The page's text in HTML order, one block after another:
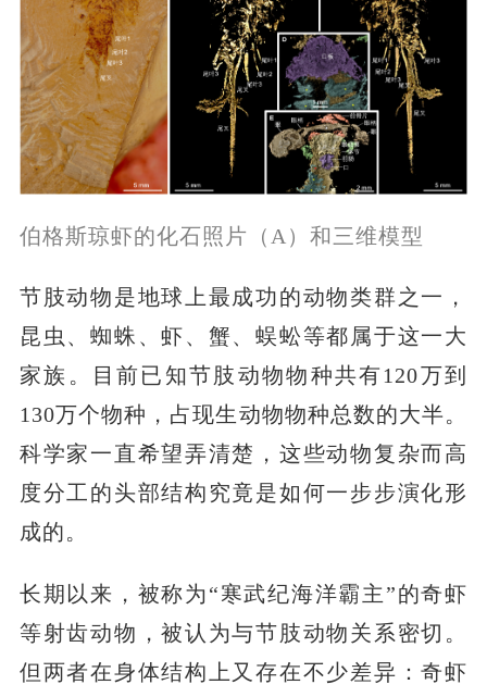
伯格斯琼虾的化石照片（A）和三维模型
节肢动物是地球上最成功的动物类群之一，
昆虫、蜘蛛、虾、蟹、蜈蚣等都属于这一大
家族。目前已知节肢动物物种共有120万到
130万个物种，占现生动物物种总数的大半。
科学家一直希望弄清楚，这些动物复杂而高
度分工的头部结构究竟是如何一步步演化形
成的。
长期以来，被称为“寒武纪海洋霸主”的奇虾
等射齿动物，被认为与节肢动物关系密切。
但两者在身体结构上又存在不少差异：奇虾